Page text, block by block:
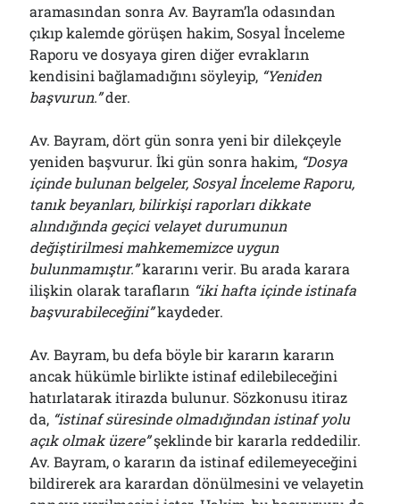
aramasından sonra Av. Bayram’la odasından
çıkıp kalemde görüşen hakim, Sosyal İnceleme
Raporu ve dosyaya giren diğer evrakların
kendisini bağlamadığını söyleyip, “Yeniden
başvurun.”der.
Av. Bayram, dört gün sonra yeni bir dilekçeyle
yeniden başvurur. İki gün sonra hakim, “Dosya
içinde bulunan belgeler, Sosyal İnceleme Raporu,
tanık beyanları, bilirkişi raporları dikkate
alındığında geçici velayet durumunun
değiştirilmesi mahkememizce uygun
bulunmamıştır.”kararını verir. Bu arada karara
ilişkin olarak tarafların “iki hafta içinde istinafa
başvurabileceğini”kaydeder.
Av. Bayram, bu defa böyle bir kararın kararın
ancak hükümle birlikte istinaf edilebileceğini
hatırlatarak itirazda bulunur. Sözkonusu itiraz
da, “istinaf süresinde olmadığındanistinaf yolu
açık olmak üzere”şeklinde bir kararla reddedilir.
Av. Bayram, o kararın da istinaf edilemeyeceğini
bildirerek ara karardan dönülmesini ve velayetin